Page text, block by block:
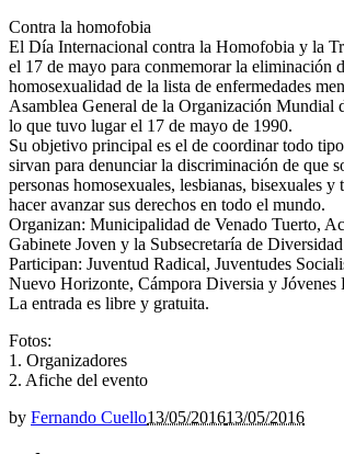
Contra la homofobia
El Día Internacional contra la Homofobia y la
el 17 de mayo para conmemorar la eliminación
homosexualidad de la lista de enfermedades
Asamblea General de la Organización Mundial
lo que tuvo lugar el 17 de mayo de 1990.
Su objetivo principal es el de coordinar todo
sirvan para denunciar la discriminación de que
personas homosexuales, lesbianas, bisexuales y
hacer avanzar sus derechos en todo el mundo.
Organizan: Municipalidad de Venado Tuerto,
Gabinete Joven y la Subsecretaría de
Participan: Juventud Radical, Juventudes
Nuevo Horizonte, Cámpora Diversia y Jóvenes
La entrada es libre y gratuita.
Fotos:
1. Organizadores
2. Afiche del evento
by Fernando Cuello13/05/201613/05/2016